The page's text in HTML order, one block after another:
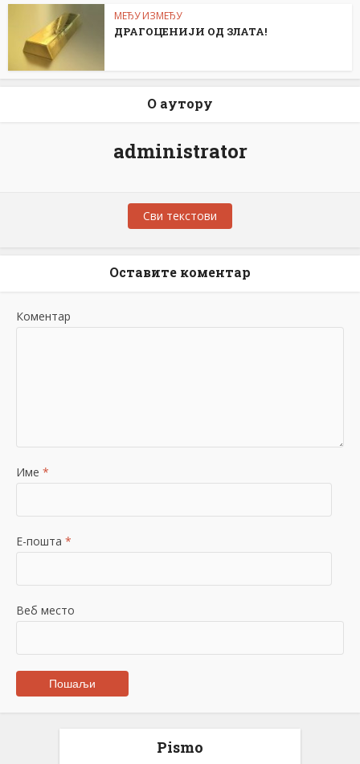
МЕЂУ ИЗМЕЂУ
ДРАГОЦЕНИЈИ ОД ЗЛАТА!
О аутору
administrator
Сви текстови
Оставите коментар
Коментар
Име *
Е-пошта *
Веб место
Pismo